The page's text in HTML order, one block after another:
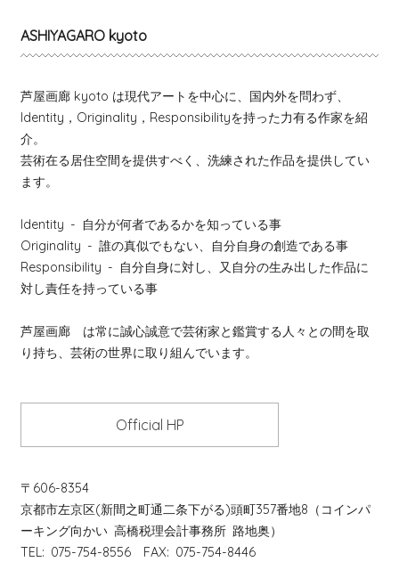
ASHIYAGARO kyoto
芦屋画廊 kyoto は現代アートを中心に、国内外を問わず、
Identity，Originality，Responsibilityを持った力有る作家を紹
介。
芸術在る居住空間を提供すべく、洗練された作品を提供してい
ます。
Identity - 自分が何者であるかを知っている事
Originality - 誰の真似でもない、自分自身の創造である事
Responsibility - 自分自身に対し、又自分の生み出した作品に
対し責任を持っている事
芦屋画廊 は常に誠心誠意で芸術家と鑑賞する人々との間を取
り持ち、芸術の世界に取り組んでいます。
Official HP
〒606-8354
京都市左京区(新間之町通二条下がる)頭町357番地8（コインパ
ーキング向かい 高橋税理会計事務所 路地奥）
TEL: 075-754-8556 FAX: 075-754-8446